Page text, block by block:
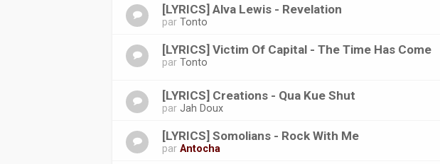
[LYRICS] Alva Lewis - Revelation
parTonto
[LYRICS] Victim Of Capital - The Time Has Come
parTonto
[LYRICS] Creations - Qua Kue Shut
parJah Doux
[LYRICS] Somolians - Rock With Me
parAntocha